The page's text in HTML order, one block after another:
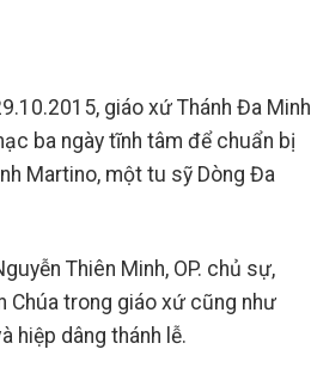
giáo xứ Thánh Đa Minh
ba ngày tĩnh tâm để chuẩn bị
Martino, một tu sỹ Dòng Đa
Thiên Minh, OP. chủ sự,
Chúa trong giáo xứ cũng như
hiệp dâng thánh lễ.